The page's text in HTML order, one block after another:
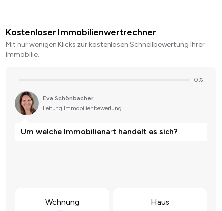
Kostenloser Immobilienwertrechner
Mit nur wenigen Klicks zur kostenlosen Schnellbewertung Ihrer
Immobilie.